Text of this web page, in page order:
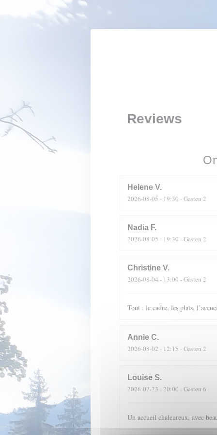
Cookies beheer paneel
Reviews
Helene V
2026-08-05 - 19:30 - Gasten 2
Nadia F
2026-08-05 - 19:30 - Gasten 2
Christine V
2026-08-04 - 13:00 - Gasten 2
Tout : le cadre, les plats,
Annie C
2026-08-02 - 12:15 - Gasten 2
Louise S
2026-07-23 - 20:00 - Gasten 6
Un accueil chaleureux, avec